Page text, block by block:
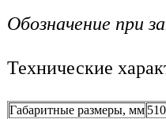
Обозначение при
Технические
Габаритные размеры, мм